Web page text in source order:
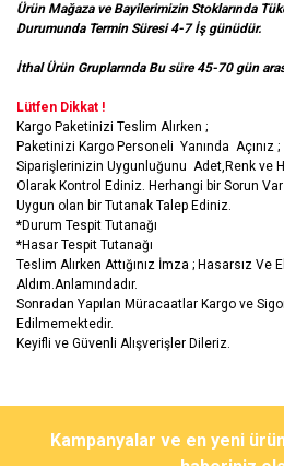
Ürün Mağaza ve Bayilerimizin Stoklarında
Durumunda Termin Süresi 4-7 İş günüdür.
İthal Ürün Gruplarında Bu süre 45-70 gün
Lütfen Dikkat !
Kargo Paketinizi Teslim Alırken ;
Paketinizi Kargo Personeli Yanında Açınız ;
Siparişlerinizin Uygunluğunu Adet,Renk ve
Olarak Kontrol Ediniz. Herhangi bir Sorun
Uygun olan bir Tutanak Talep Ediniz.
*Durum Tespit Tutanağı
*Hasar Tespit Tutanağı
Teslim Alırken Attığınız İmza ; Hasarsız Ve
Aldım.Anlamındadır.
Sonradan Yapılan Müracaatlar Kargo ve
Edilmemektedir.
Keyifli ve Güvenli Alışverişler Dileriz.
Bu ürüne ilk yorumu
tarafımıza iletebilirsiniz.
Görüş ve önerileriniz için teşekkür
Kampanyalar ve en yeni